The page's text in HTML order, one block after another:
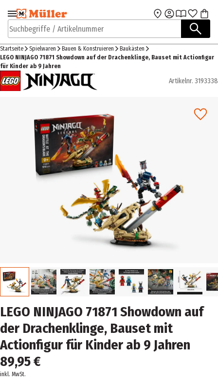
Zur Navigation
springen
Zum Hauptinhalt
Suchbegriffe / Artikelnummer
Startseite Spielwaren Bauen & Konstruieren
Baukästen
LEGO NINJAGO 71871 Showdown auf der Drachenklinge, Bauset mit Actionfigur
für Kinder ab 9 Jahren
Artikelnr. 3193338
LEGO NINJAGO 71871 Showdown auf
der Drachenklinge, Bauset mit
Actionfigur für Kinder ab 9 Jahren
89,95 €
inkl. MwSt.